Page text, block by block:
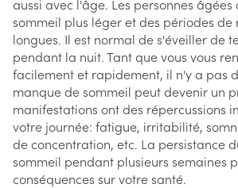
aussi avec l'âge. Les personnes âgées
sommeil plus léger et des périodes de
longues. Il est normal de s'éveiller de
pendant la nuit. Tant que vous vous
facilement et rapidement, il n'y a pas
manque de sommeil peut devenir un
manifestations ont des répercussions
votre journée: fatigue, irritabilité,
de concentration, etc. La persistance
sommeil pendant plusieurs semaines
conséquences sur votre santé.